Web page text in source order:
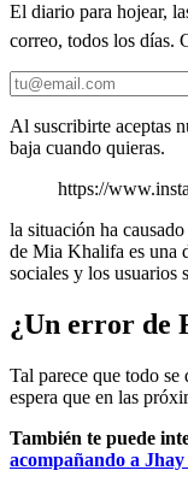
El diario para hojear,
correo, todos los días.
Al suscribirte aceptas
baja cuando quieras.
https://
la situación ha
de Mia Khalifa es una
sociales y los usuarios
¿Un error de
Tal parece que todo
espera que en las
También te puede
acompañando a